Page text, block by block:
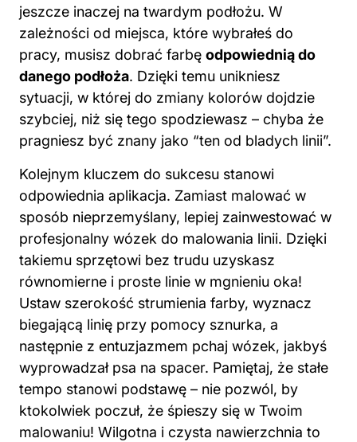
jeszcze inaczej na twardym podłożu. W
zależności od miejsca, które wybrałeś do
pracy, musisz dobrać farbę odpowiednią do
danego podłoża. Dzięki temu unikniesz
sytuacji, w której do zmiany kolorów dojdzie
szybciej, niż się tego spodziewasz – chyba że
pragniesz być znany jako “ten od bladych linii”.
Kolejnym kluczem do sukcesu stanowi
odpowiednia aplikacja. Zamiast malować w
sposób nieprzemyślany, lepiej zainwestować w
profesjonalny wózek do malowania linii. Dzięki
takiemu sprzętowi bez trudu uzyskasz
równomierne i proste linie w mgnieniu oka!
Ustaw szerokość strumienia farby, wyznacz
biegającą linię przy pomocy sznurka, a
następnie z entuzjazmem pchaj wózek, jakbyś
wyprowadzał psa na spacer. Pamiętaj, że stałe
tempo stanowi podstawę – nie pozwól, by
ktokolwiek poczuł, że śpieszy się w Twoim
malowaniu! Wilgotna i czysta nawierzchnia to